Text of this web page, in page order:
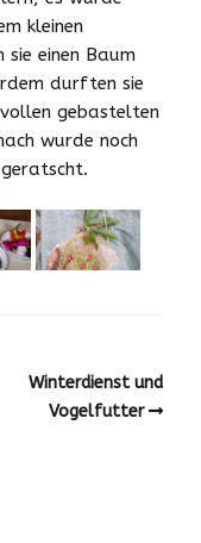
kleinen
sie einen Baum
durften sie
gebastelten
wurde noch
Winterdienst und
Vogelfutter